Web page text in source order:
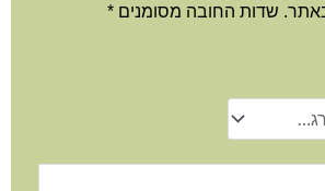
שדות החובה מסומנים *